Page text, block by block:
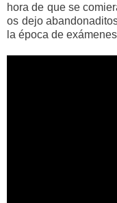
hora de que se
os dejo
la época de